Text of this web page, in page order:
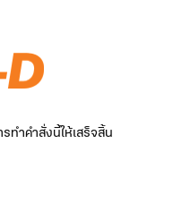
ำคำสั่งนี้ให้เสร็จสิ้น